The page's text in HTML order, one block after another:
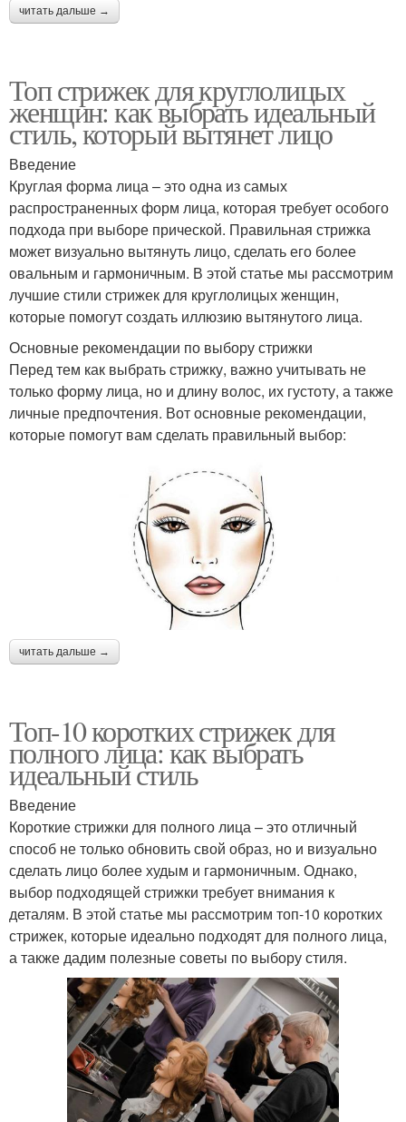
читать дальше →
Топ стрижек для круглолицых
женщин: как выбрать идеальный
стиль, который вытянет лицо
Введение
Круглая форма лица – это одна из самых
распространенных форм лица, которая требует особого
подхода при выборе прической. Правильная стрижка
может визуально вытянуть лицо, сделать его более
овальным и гармоничным. В этой статье мы рассмотрим
лучшие стили стрижек для круглолицых женщин,
которые помогут создать иллюзию вытянутого лица.
Основные рекомендации по выбору стрижки
Перед тем как выбрать стрижку, важно учитывать не
только форму лица, но и длину волос, их густоту, а также
личные предпочтения. Вот основные рекомендации,
которые помогут вам сделать правильный выбор:
читать дальше →
Топ-10 коротких стрижек для
полного лица: как выбрать
идеальный стиль
Введение
Короткие стрижки для полного лица – это отличный
способ не только обновить свой образ, но и визуально
сделать лицо более худым и гармоничным. Однако,
выбор подходящей стрижки требует внимания к
деталям. В этой статье мы рассмотрим топ-10 коротких
стрижек, которые идеально подходят для полного лица,
а также дадим полезные советы по выбору стиля.